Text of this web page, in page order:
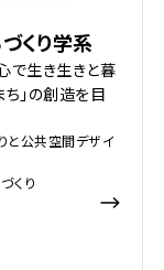
くり学系
で生き生きと暮
ち」の創造を目
と公共空間デザイ
くり